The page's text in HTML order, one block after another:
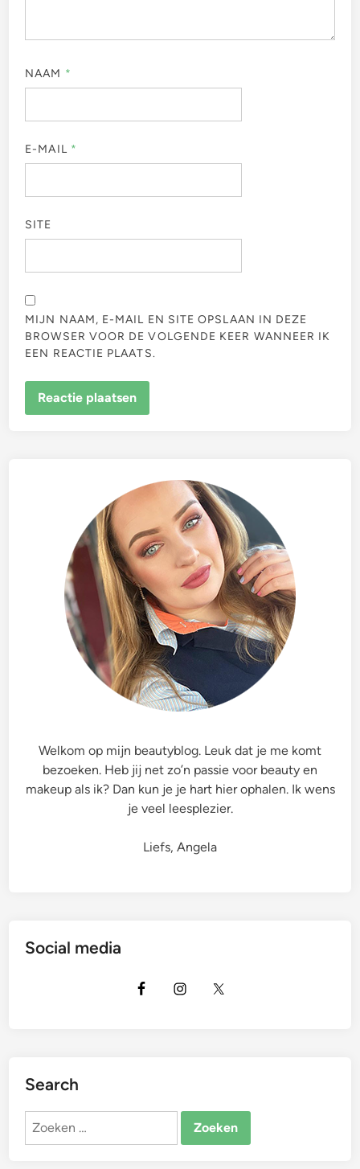
NAAM *
E-MAIL *
SITE
MIJN NAAM, E-MAIL EN SITE OPSLAAN IN DEZE
BROWSER VOOR DE VOLGENDE KEER WANNEER IK
EEN REACTIE PLAATS.
Welkom op mijn beautyblog. Leuk dat je me komt
bezoeken. Heb jij net zo’n passie voor beauty en
makeup als ik? Dan kun je je hart hier ophalen. Ik wens
je veel leesplezier.
Liefs, Angela
Social media
Search
Zoeken